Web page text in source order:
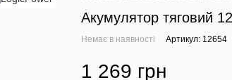
Акумулятор тяговий
Немає в наявності Артикул: 12654
1 269 грн